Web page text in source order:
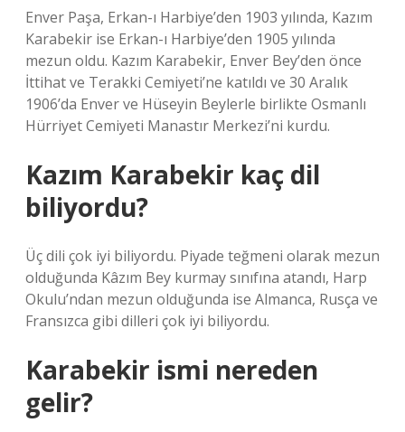
Enver Paşa, Erkan-ı Harbiye’den 1903 yılında, Kazım
Karabekir ise Erkan-ı Harbiye’den 1905 yılında
mezun oldu. Kazım Karabekir, Enver Bey’den önce
İttihat ve Terakki Cemiyeti’ne katıldı ve 30 Aralık
1906’da Enver ve Hüseyin Beylerle birlikte Osmanlı
Hürriyet Cemiyeti Manastır Merkezi’ni kurdu.
Kazım Karabekir kaç dil
biliyordu?
Üç dili çok iyi biliyordu. Piyade teğmeni olarak mezun
olduğunda Kâzım Bey kurmay sınıfına atandı, Harp
Okulu’ndan mezun olduğunda ise Almanca, Rusça ve
Fransızca gibi dilleri çok iyi biliyordu.
Karabekir ismi nereden
gelir?